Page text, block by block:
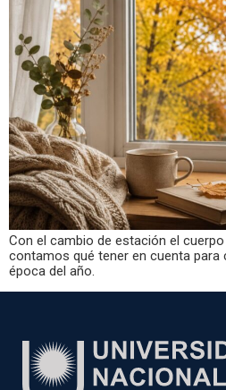
Con el cambio de estación el
contamos qué tener en cuenta para
época del año.